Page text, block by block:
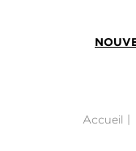
Accueil